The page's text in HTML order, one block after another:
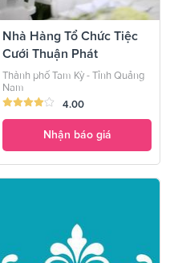
Nhà Hàng Tổ Chức Tiệc
Cưới Thuận Phát
Thành phố Tam Kỳ - Tỉnh Quảng
Nam
4.00
Nhận báo giá